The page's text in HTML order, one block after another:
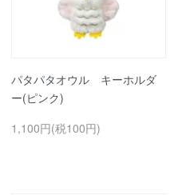
パタパタオウル キーホルダ
ー(ピンク)
1,100円(税100円)